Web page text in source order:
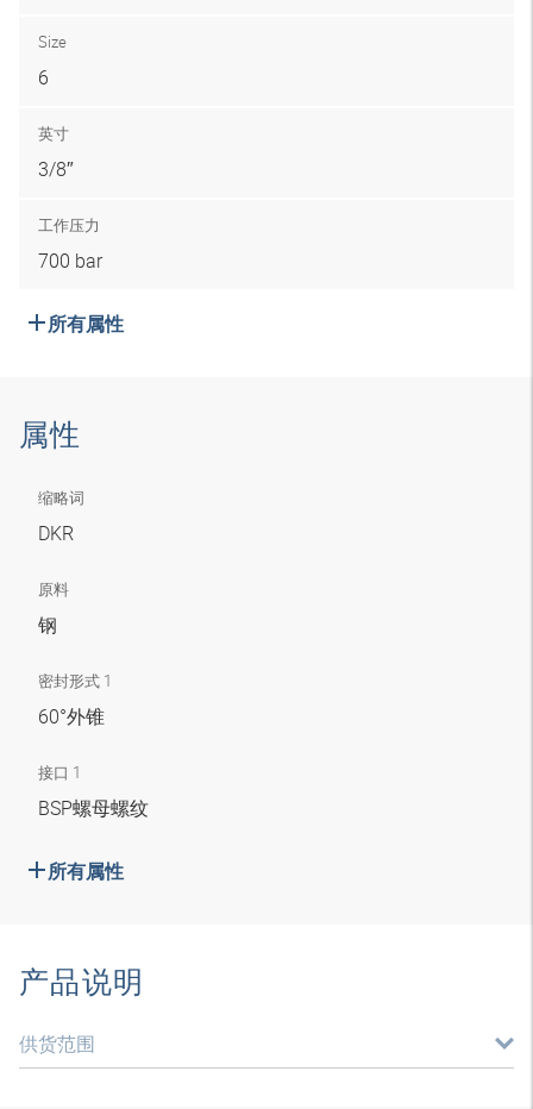
Size
6
英寸
3/8″
工作压力
700 bar
所有属性
属性
缩略词
DKR
原料
钢
密封形式 1
60°外锥
接口 1
BSP螺母螺纹
所有属性
产品说明
供货范围